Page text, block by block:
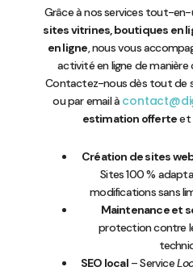
Grâce à nos services tout-en-
sites vitrines, boutiques en
en ligne, nous vous
activité en ligne de manière
Contactez-nous dès tout de
ou par email à
estimation offerteet
Création de sites
Sites 100 %
modifications sans
Maintenance et
protection contre
SEO local– Service